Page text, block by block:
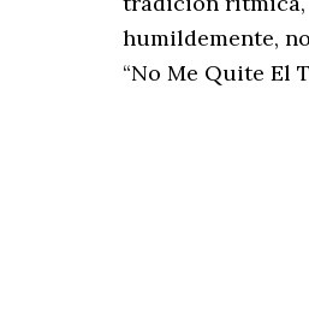
humildemente,
“No Me Quite El